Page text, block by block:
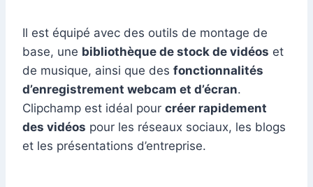
Il est équipé avec des outils de montage de
base, une bibliothèque de stock de vidéos et
de musique, ainsi que des fonctionnalités
d’enregistrement webcam et d’écran.
Clipchamp est idéal pour créer rapidement
des vidéos pour les réseaux sociaux, les blogs
et les présentations d’entreprise.